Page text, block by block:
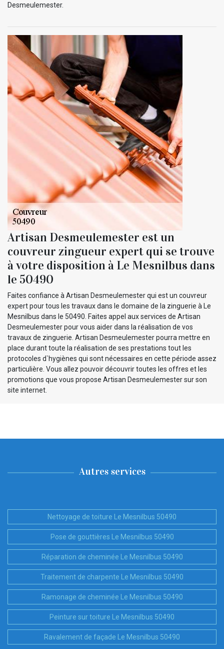
Desmeulemester.
Artisan Desmeulemester est un
couvreur zingueur expert qui se trouve
à votre disposition à Le Mesnilbus dans
le 50490
Faites confiance à Artisan Desmeulemester qui est un couvreur
expert pour tous les travaux dans le domaine de la zinguerie à Le
Mesnilbus dans le 50490. Faites appel aux services de Artisan
Desmeulemester pour vous aider dans la réalisation de vos
travaux de zinguerie. Artisan Desmeulemester pourra mettre en
place durant toute la réalisation de ses prestations tout les
protocoles d`hygiènes qui sont nécessaires en cette période assez
particulière. Vous allez pouvoir découvrir toutes les offres et les
promotions que vous propose Artisan Desmeulemester sur son
site internet.
Autres services
Nettoyage de toiture Le Mesnilbus 50490
Pose de gouttières Le Mesnilbus 50490
Réparation de cheminée Le Mesnilbus 50490
Traitement de charpente Le Mesnilbus 50490
Ramonage de cheminée Le Mesnilbus 50490
Peinture sur toiture Le Mesnilbus 50490
Ravalement de façade Le Mesnilbus 50490